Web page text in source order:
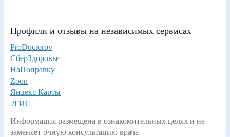
Профили и отзывы на независимых сервисах
ProDoctorov
СберЗдоровье
НаПоправку
Zoon
Яндекс Карты
2ГИС
Информация размещена в ознакомительных целях и не
заменяет очную консультацию врача